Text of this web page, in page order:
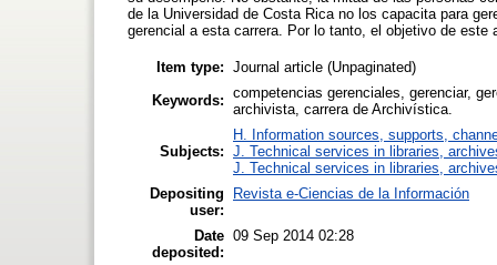
de la Universidad de Costa Rica no los capacita para
gerencial a esta carrera. Por lo tanto, el objetivo de
Item type: Journal article (Unpaginated)
Keywords: competencias gerenciales, gerenciar,
archivista, carrera de Archivística.
Subjects:
H. Information sources, supports,
J. Technical services in libraries,
J. Technical services in libraries,
Depositing
user:
Revista e-Ciencias de la Información
Date
deposited:
09 Sep 2014 02:28